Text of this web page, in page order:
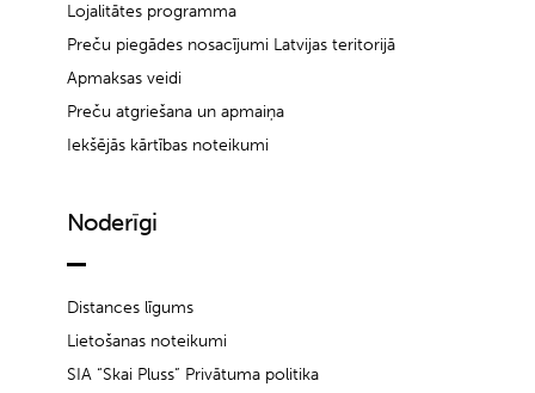
Lojalitātes programma
Preču piegādes nosacījumi Latvijas teritorijā
Apmaksas veidi
Preču atgriešana un apmaiņa
Iekšējās kārtības noteikumi
Noderīgi
Distances līgums
Lietošanas noteikumi
SIA “Skai Pluss” Privātuma politika